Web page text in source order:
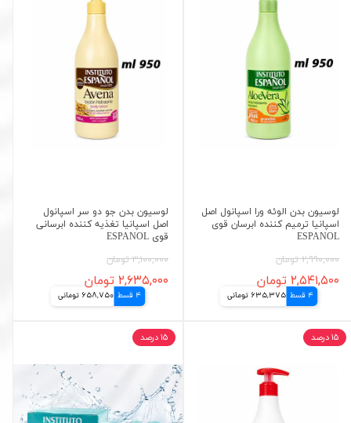
لوسیون بدن الوئه ورا اسپانول اصل
اسپانیا ترمیم کننده ابرسان قوی
ESPANOL
۲,۹۹۰,۰۰۰ تومان
۲,۵۴۱,۵۰۰ تومان
4 قسط 635,375 تومانی
لوسیون بدن جو دو سر اسپانول
اصل اسپانیا تغذیه کننده ابرسانی
قوی ESPANOL
۳,۱۰۰,۰۰۰ تومان
۲,۶۳۵,۰۰۰ تومان
4 قسط 658,750 تومانی
۱۵ درصد ۱۵ درصد